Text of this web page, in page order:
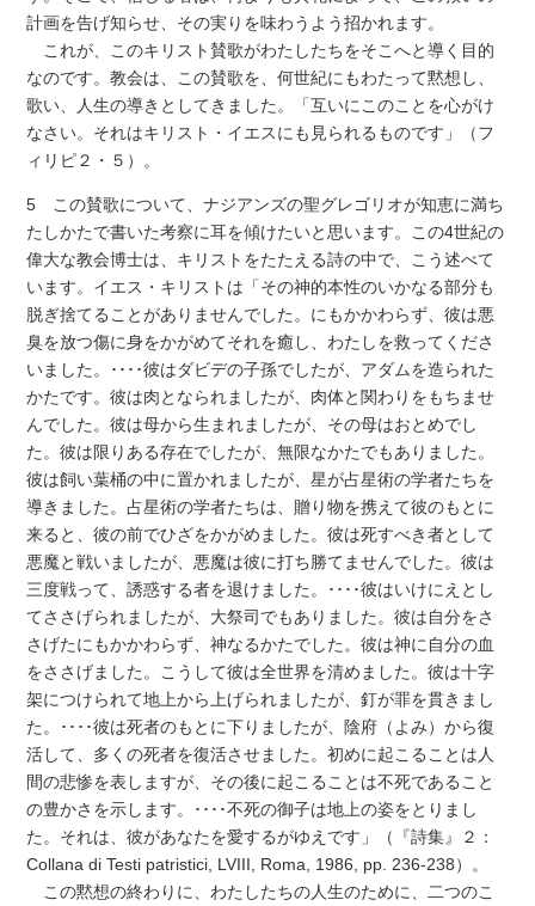
計画を告げ知らせ、その実りを味わうよう招かれます。
これが、このキリスト賛歌がわたしたちをそこへと導く目的
なのです。教会は、この賛歌を、何世紀にもわたって黙想し、
歌い、人生の導きとしてきました。「互いにこのことを心がけ
なさい。それはキリスト・イエスにも見られるものです」（フ
ィリピ２・５）。
5 この賛歌について、ナジアンズの聖グレゴリオが知恵に満ち
たしかたで書いた考察に耳を傾けたいと思います。この4世紀の
偉大な教会博士は、キリストをたたえる詩の中で、こう述べて
います。イエス・キリストは「その神的本性のいかなる部分も
脱ぎ捨てることがありませんでした。にもかかわらず、彼は悪
臭を放つ傷に身をかがめてそれを癒し、わたしを救ってくださ
いました。････彼はダビデの子孫でしたが、アダムを造られた
かたです。彼は肉となられましたが、肉体と関わりをもちませ
んでした。彼は母から生まれましたが、その母はおとめでし
た。彼は限りある存在でしたが、無限なかたでもありました。
彼は飼い葉桶の中に置かれましたが、星が占星術の学者たちを
導きました。占星術の学者たちは、贈り物を携えて彼のもとに
来ると、彼の前でひざをかがめました。彼は死すべき者として
悪魔と戦いましたが、悪魔は彼に打ち勝てませんでした。彼は
三度戦って、誘惑する者を退けました。････彼はいけにえとし
てささげられましたが、大祭司でもありました。彼は自分をさ
さげたにもかかわらず、神なるかたでした。彼は神に自分の血
をささげました。こうして彼は全世界を清めました。彼は十字
架につけられて地上から上げられましたが、釘が罪を貫きまし
た。････彼は死者のもとに下りましたが、陰府（よみ）から復
活して、多くの死者を復活させました。初めに起こることは人
間の悲惨を表しますが、その後に起こることは不死であること
の豊かさを示します。････不死の御子は地上の姿をとりまし
た。それは、彼があなたを愛するがゆえです」（『詩集』２：
Collana di Testi patristici, LVIII, Roma, 1986, pp. 236-238）。
この黙想の終わりに、わたしたちの人生のために、二つのこ